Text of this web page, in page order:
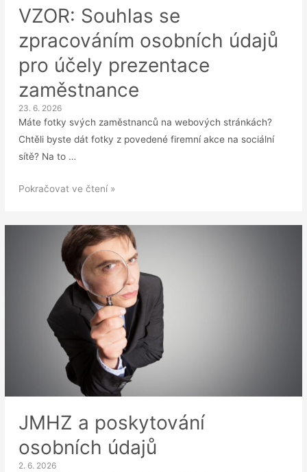
VZOR: Souhlas se
zpracováním osobních údajů
pro účely prezentace
zaměstnance
23. 6. 2026
Máte fotky svých zaměstnanců na webových stránkách?
Chtěli byste dát fotky z povedené firemní akce na sociální
sítě? Na to …
VZOR:
zpracováním
prezentace
zaměstnance
Pokračovat ve čtení »
JMHZ a poskytování
osobních údajů
2. 6. 2026